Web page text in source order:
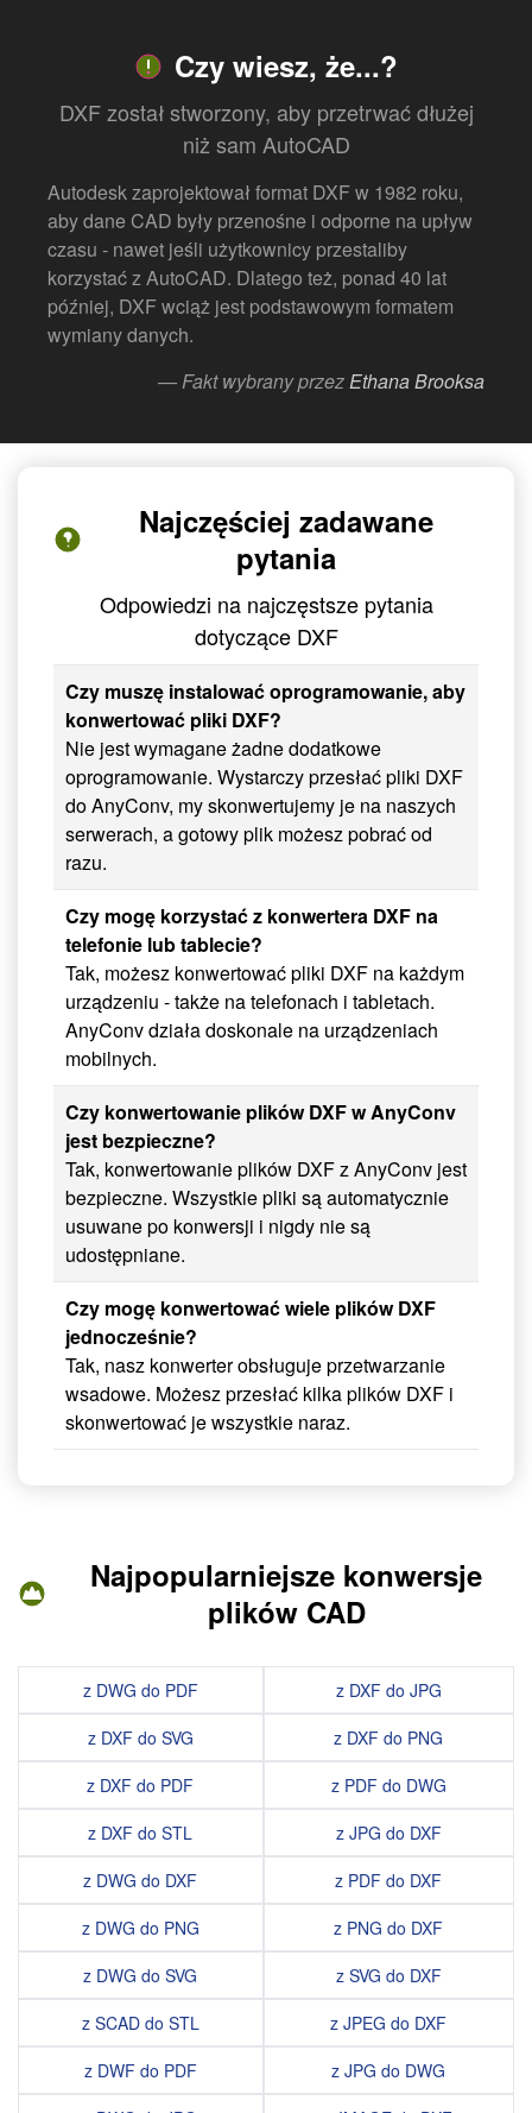
Czy wiesz, że...?
DXF został stworzony, aby przetrwać dłużej
niż sam AutoCAD
Autodesk zaprojektował format DXF w 1982 roku,
aby dane CAD były przenośne i odporne na upływ
czasu - nawet jeśli użytkownicy przestaliby
korzystać z AutoCAD. Dlatego też, ponad 40 lat
później, DXF wciąż jest podstawowym formatem
wymiany danych.
— Fakt wybrany przezEthana Brooksa
Najczęściej zadawane
pytania
Odpowiedzi na najczęstsze pytania
dotyczące DXF
Czy muszę instalować oprogramowanie, aby
konwertować pliki DXF?
Nie jest wymagane żadne dodatkowe
oprogramowanie. Wystarczy przesłać pliki DXF
do AnyConv, my skonwertujemy je na naszych
serwerach, a gotowy plik możesz pobrać od
razu.
Czy mogę korzystać z konwertera DXF na
telefonie lub tablecie?
Tak, możesz konwertować pliki DXF na każdym
urządzeniu - także na telefonach i tabletach.
AnyConv działa doskonale na urządzeniach
mobilnych.
Czy konwertowanie plików DXF w AnyConv
jest bezpieczne?
Tak, konwertowanie plików DXF z AnyConv jest
bezpieczne. Wszystkie pliki są automatycznie
usuwane po konwersji i nigdy nie są
udostępniane.
Czy mogę konwertować wiele plików DXF
jednocześnie?
Tak, nasz konwerter obsługuje przetwarzanie
wsadowe. Możesz przesłać kilka plików DXF i
skonwertować je wszystkie naraz.
Najpopularniejsze konwersje
plików CAD
z DWG do PDF
z DXF do SVG
z DXF do PDF
z DXF do STL
z DWG do DXF
z DWG do PNG
z DWG do SVG
z SCAD do STL
z DWF do PDF
z DXF do JPG
z DXF do PNG
z PDF do DWG
z JPG do DXF
z PDF do DXF
z PNG do DXF
z SVG do DXF
z JPEG do DXF
z JPG do DWG